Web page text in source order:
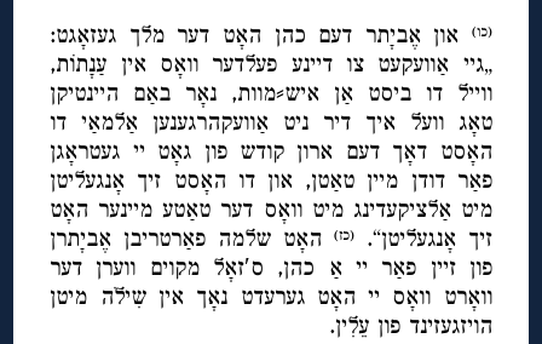
(כו)
און אֶביָתר דעם כהן האָט דער מלך געזאָגט:
„גיי אַוועקעט צו דיינע פעלדער וואָס אין עַנָתוֹת,
ווייל דו ביסט אַן איש⸗מוות, נאָר באַם היינטיקן
טאָג וועל איך דיר ניט אַוועקהרגענען אַלמאַי דו
האָסט דאָך דעם ארון קודש פון גאָט יי געטראָגן
פאַר דודן מיין טאַטן, און דו האָסט זיך אָנגעליטן
מיט אַלציקעדינג מיט וואָס דער טאַטע מיינער האָט
זיך אָנגעליטן“.(כז)
האָט שלמה פאַרטריבן אֶביָתרן
פון זיין פאַר יי אַ כהן, ס′זאָל מקוים ווערן דער
וואָרט וואָס יי האָט גערעדט נאָך אין שִילֹה מיטן
הויזגעזינד פון עֵלִין.